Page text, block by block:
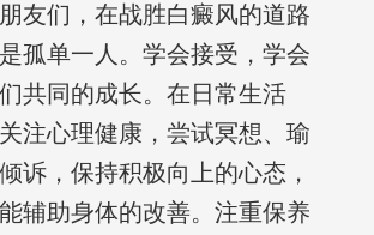
友们，在战胜白癜风的道路
是孤单一人。学会接受，学会
共同的成长。在日常生活
注心理健康，尝试冥想、瑜
诉，保持积极向上的心态，
辅助身体的改善。注重保养